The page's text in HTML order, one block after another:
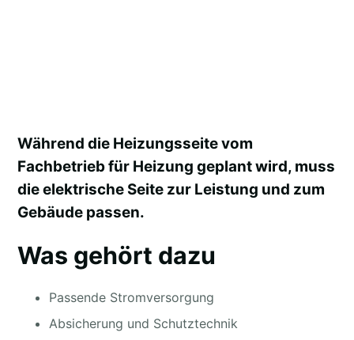
Während die Heizungsseite vom
Fachbetrieb für Heizung geplant wird, muss
die elektrische Seite zur Leistung und zum
Gebäude passen.
Was gehört dazu
Passende Stromversorgung
Absicherung und Schutztechnik